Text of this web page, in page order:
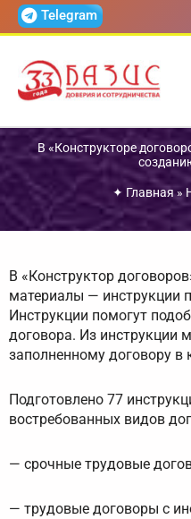
ПерейтиTelegram
В «Конструкторе
✦ Главная»
В «Конструктор
материалы — инструкции
Инструкции помогут
договора. Из инструкции
заполненному договору в
Подготовлено 77
востребованных видов
— срочные трудовые
— трудовые договоры с